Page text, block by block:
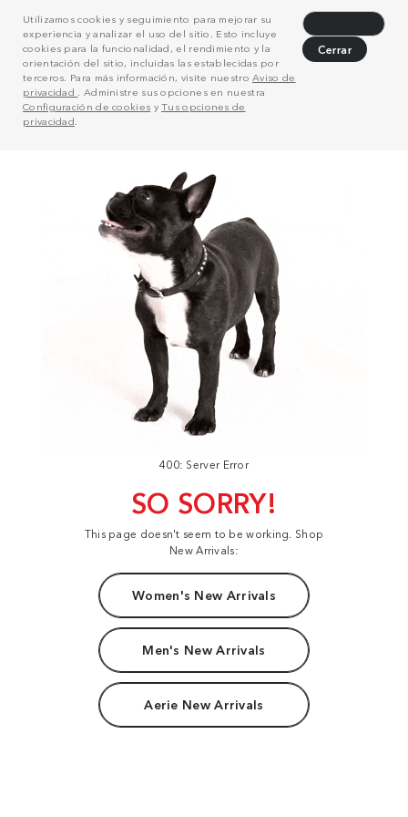
Utilizamos cookies y seguimiento para mejorar su
experiencia y analizar el uso del sitio. Esto incluye
cookies para la funcionalidad, el rendimiento y la
orientación del sitio, incluidas las establecidas por
terceros. Para más información, visite nuestroAviso de
privacidad
. Administre sus opciones en nuestra
Configuración de cookies yTus opciones de
privacidad
Cerrar
400: Server Error
SO SORRY!
This page doesn't seem to be working. Shop
New Arrivals:
Women's New Arrivals
Men's New Arrivals
Aerie New Arrivals